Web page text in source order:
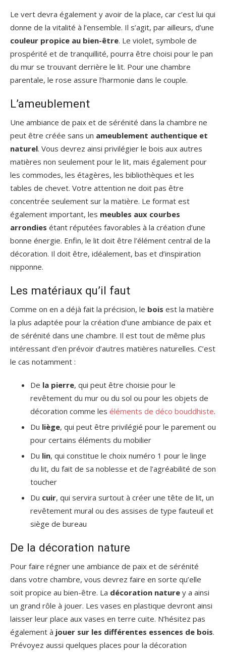
Le vert devra également y avoir de la place, car c’est lui qui
donne de la vitalité à l’ensemble. Il s’agit, par ailleurs, d’une
couleur propice au bien-être. Le violet, symbole de
prospérité et de tranquillité, pourra être choisi pour le pan
du mur se trouvant derrière le lit. Pour une chambre
parentale, le rose assure l’harmonie dans le couple.
L’ameublement
Une ambiance de paix et de sérénité dans la chambre ne
peut être créée sans un ameublement authentique et
naturel. Vous devrez ainsi privilégier le bois aux autres
matières non seulement pour le lit, mais également pour
les commodes, les étagères, les bibliothèques et les
tables de chevet. Votre attention ne doit pas être
concentrée seulement sur la matière. Le format est
également important, les meubles aux courbes
arrondies étant réputées favorables à la création d’une
bonne énergie. Enfin, le lit doit être l’élément central de la
décoration. Il doit être, idéalement, bas et d’inspiration
nipponne.
Les matériaux qu’il faut
Comme on en a déjà fait la précision, le bois est la matière
la plus adaptée pour la création d’une ambiance de paix et
de sérénité dans une chambre. Il est tout de même plus
intéressant d’en prévoir d’autres matières naturelles. C’est
le cas notamment :
De la pierre, qui peut être choisie pour le
revêtement du mur ou du sol ou pour les objets de
décoration comme les éléments de déco bouddhiste.
Du liège, qui peut être privilégié pour le parement ou
pour certains éléments du mobilier
Du lin, qui constitue le choix numéro 1 pour le linge
du lit, du fait de sa noblesse et de l’agréabilité de son
toucher
Du cuir, qui servira surtout à créer une tête de lit, un
revêtement mural ou des assises de type fauteuil et
siège de bureau
De la décoration nature
Pour faire régner une ambiance de paix et de sérénité
dans votre chambre, vous devrez faire en sorte qu’elle
soit propice au bien-être. La décoration nature y a ainsi
un grand rôle à jouer. Les vases en plastique devront ainsi
laisser leur place aux vases en terre cuite. N’hésitez pas
également à jouer sur les différentes essences de bois.
Prévoyez aussi quelques places pour la décoration